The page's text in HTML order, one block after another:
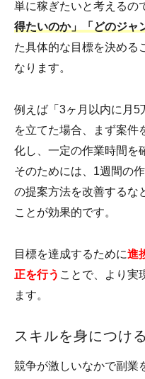
単に稼ぎたいと考えるの
得たいのか」「どのジャ
た具体的な目標を決める
なります。
例えば「3ヶ月以内に月5
を立てた場合、まず案件
化し、一定の作業時間を
そのためには、1週間の
の提案方法を改善するな
ことが効果的です。
目標を達成するために進
正を行う ことで、より実
ます。
スキルを身につける
競争が激しいなかで副業